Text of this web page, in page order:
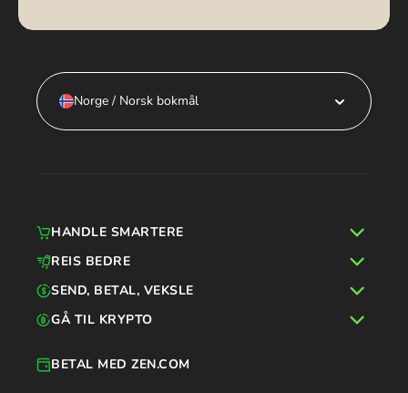
Norge / Norsk bokmål
BETAL MED ZEN.COM
HANDLE SMARTERE
REIS BEDRE
SEND, BETAL, VEKSLE
GÅ TIL KRYPTO